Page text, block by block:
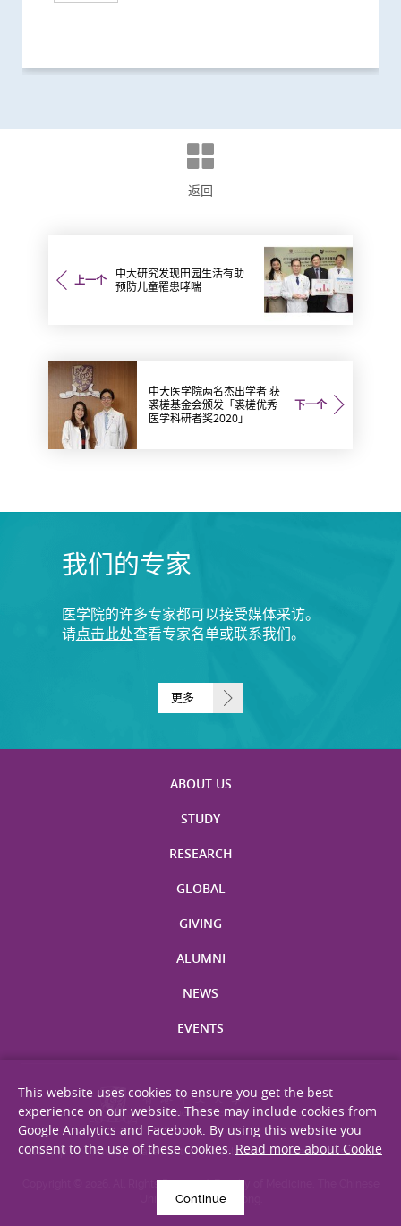
返回
上一个
中大研究发现田园生活有助
预防儿童罹患哮喘
下一个
中大医学院两名杰出学者 获
裘槎基金会颁发「裘槎优秀
医学科研者奖2020」
我们的专家
医学院的许多专家都可以接受媒体采访。
请点击此处查看专家名单或联系我们。
更多
ABOUT US
STUDY
RESEARCH
GLOBAL
GIVING
ALUMNI
NEWS
EVENTS
Site Map Privacy Statement Disclaimer Web Accessibility
Copyright © 2026. All Rights Reserved. Faculty of Medicine, The Chinese
University of Hong Kong.
This website uses cookies to ensure you get the best
experience on our website. These may include cookies from
Google Analytics and Facebook. By using this website you
consent to the use of these cookies. Read more about Cookie
Continue